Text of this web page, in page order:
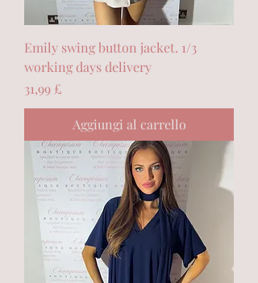
Emily swing button jacket. 1/3
working days delivery
Prezzo
31,99 £
Aggiungi al carrello